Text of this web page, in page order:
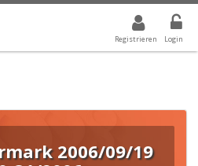
Registrieren Login
WERT IST ALLE
2006/09/19